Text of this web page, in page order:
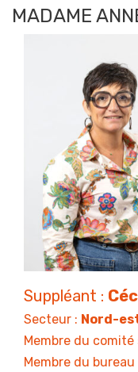
MADAME
Suppléant :
Secteur : Nord-
Membre du comité
Membre du bureau